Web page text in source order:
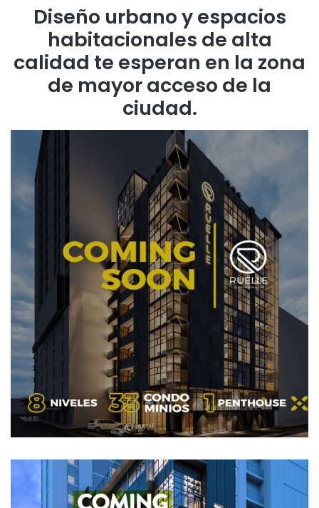
Diseño urbano y espacios
habitacionales de alta
calidad te esperan en la zona
de mayor acceso de la
ciudad.